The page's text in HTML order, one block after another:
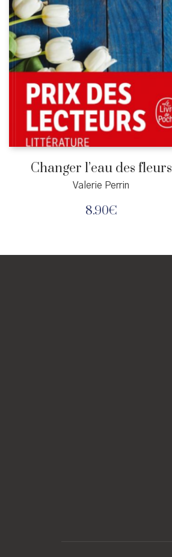
Changer l’eau des fleurs
Valerie Perrin
8.90€